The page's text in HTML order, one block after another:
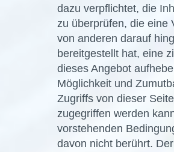
dazu verpflichtet, die
zu überprüfen, die eine
von anderen darauf
bereitgestellt hat, eine
dieses Angebot
Möglichkeit und
Zugriffs von dieser
zugegriffen werden
vorstehenden
davon nicht berührt.